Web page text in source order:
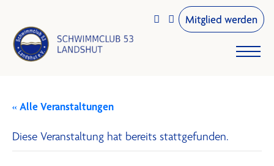
  Mitglied werden
« Alle Veranstaltungen
Diese Veranstaltung hat bereits stattgefunden.